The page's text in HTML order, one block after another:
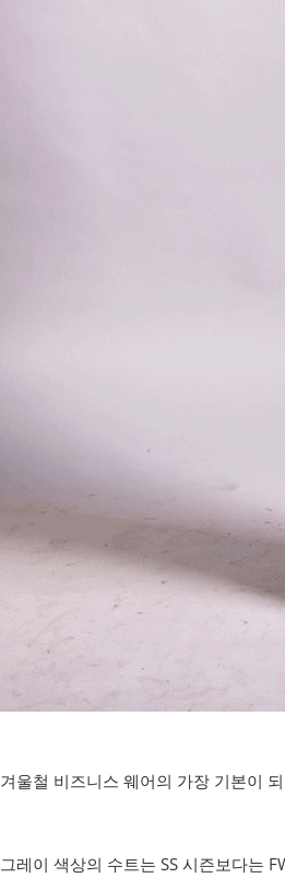
겨울철 비즈니스 웨어의 가장 기본이
그레이 색상의 수트는 SS 시즌보다는